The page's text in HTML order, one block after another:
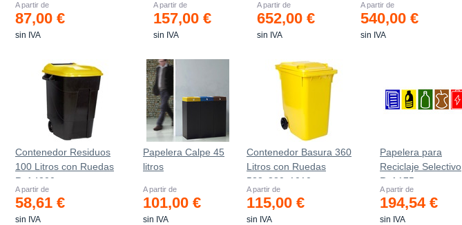
A partir de
87,00 €
sin IVA
A partir de
157,00 €
sin IVA
A partir de
652,00 €
sin IVA
A partir de
540,00 €
sin IVA
Contenedor Residuos
100 Litros con Ruedas
Ref.4200
A partir de
58,61 €
sin IVA
Papelera Calpe 45
litros
A partir de
101,00 €
sin IVA
Contenedor Basura 360
Litros con Ruedas
583x880x1010 mm
A partir de
115,00 €
sin IVA
Papelera para
Reciclaje Selectivo
Ref.175
A partir de
194,54 €
sin IVA